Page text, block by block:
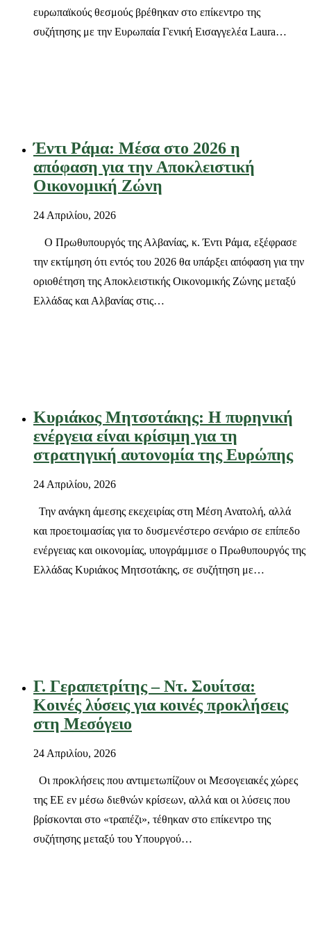
ευρωπαϊκούς θεσμούς βρέθηκαν στο επίκεντρο της
συζήτησης με την Ευρωπαία Γενική Εισαγγελέα Laura…
Έντι Ράμα: Μέσα στο 2026 η
απόφαση για την Αποκλειστική
Οικονομική Ζώνη
24 Απριλίου, 2026
Ο Πρωθυπουργός της Αλβανίας, κ. Έντι Ράμα, εξέφρασε
την εκτίμηση ότι εντός του 2026 θα υπάρξει απόφαση για την
οριοθέτηση της Αποκλειστικής Οικονομικής Ζώνης μεταξύ
Ελλάδας και Αλβανίας στις…
Κυριάκος Μητσοτάκης: Η πυρηνική
ενέργεια είναι κρίσιμη για τη
στρατηγική αυτονομία της Ευρώπης
24 Απριλίου, 2026
Την ανάγκη άμεσης εκεχειρίας στη Μέση Ανατολή, αλλά
και προετοιμασίας για το δυσμενέστερο σενάριο σε επίπεδο
ενέργειας και οικονομίας, υπογράμμισε ο Πρωθυπουργός της
Ελλάδας Κυριάκος Μητσοτάκης, σε συζήτηση με…
Γ. Γεραπετρίτης – Ντ. Σουίτσα:
Κοινές λύσεις για κοινές προκλήσεις
στη Μεσόγειο
24 Απριλίου, 2026
Oι προκλήσεις που αντιμετωπίζουν οι Μεσογειακές χώρες
της ΕΕ εν μέσω διεθνών κρίσεων, αλλά και οι λύσεις που
βρίσκονται στο «τραπέζι», τέθηκαν στο επίκεντρο της
συζήτησης μεταξύ του Υπουργού…